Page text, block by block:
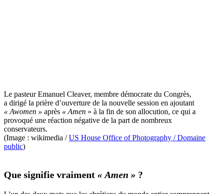
Le pasteur Emanuel Cleaver, membre démocrate du Congrès,
a dirigé la prière d’ouverture de la nouvelle session en ajoutant
« Awomen » après « Amen » à la fin de son allocution, ce qui a
provoqué une réaction négative de la part de nombreux
conservateurs.
(Image : wikimedia /US House Office of Photography / Domaine
public)
Que signifie vraiment « Amen » ?